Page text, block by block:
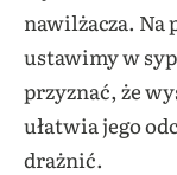
nawilżacza. Na
ustawimy w
przyznać, że
ułatwia jego
drażnić.